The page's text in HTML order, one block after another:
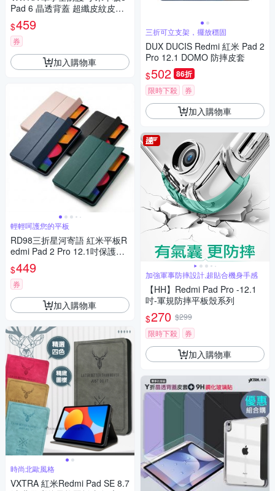
Pad 6 晶透背蓋 超纖皮紋皮套
含筆槽(鬱香紫)
$459
券
加入購物車
輕輕呵護您的平板
RD98三折星河寄語 紅米平板R
edmi Pad 2 Pro 12.1吋保護皮
套(內置筆槽)
$449
券
加入購物車
時尚北歐風格
VXTRA 紅米Redmi Pad SE 8.7
三折可立支架，擺放穩固
DUX DUCIS Redmi 紅米 Pad 2
Pro 12.1 DOMO 防摔皮套
$502 86折
限時下殺 券
加入購物車
加強軍事防摔設計,超貼合機身手感
【HH】Redmi Pad Pro -12.1
吋-軍規防摔平板殼系列
$270 $299
限時下殺
券
加入購物車